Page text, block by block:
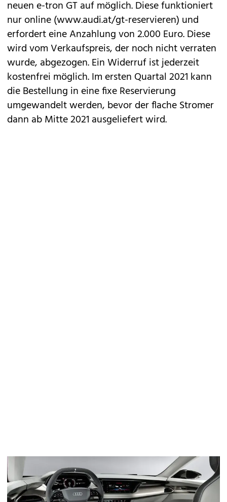
neuen e-tron GT auf möglich. Diese funktioniert
nur online (www.audi.at/gt-reservieren) und
erfordert eine Anzahlung von 2.000 Euro. Diese
wird vom Verkaufspreis, der noch nicht verraten
wurde, abgezogen. Ein Widerruf ist jederzeit
kostenfrei möglich. Im ersten Quartal 2021 kann
die Bestellung in eine fixe Reservierung
umgewandelt werden, bevor der flache Stromer
dann ab Mitte 2021 ausgeliefert wird.